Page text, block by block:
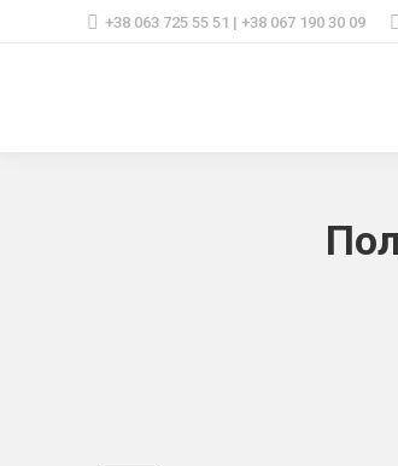
+38 063 725 55 51 | +38 067 190 30 09